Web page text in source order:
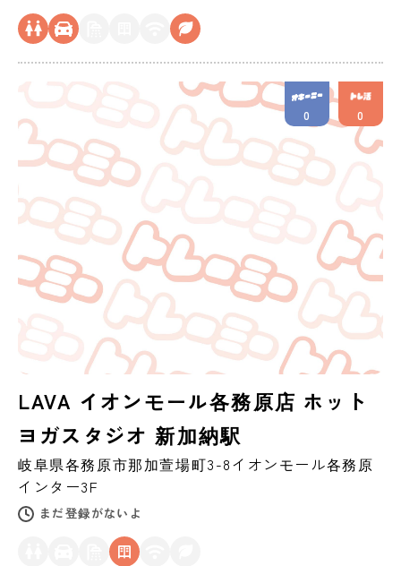
LAVA イオンモール各務原店 ホット
ヨガスタジオ 新加納駅
岐阜県各務原市那加萱場町3-8イオンモール各務原
インター3F
まだ登録がないよ
0 0